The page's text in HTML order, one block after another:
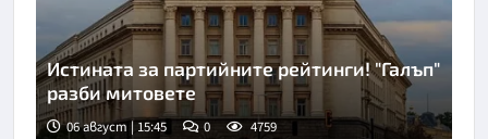
Истината за партийните рейтинги! "Галъп"
разби митовете
06 август | 15:45 0 4759